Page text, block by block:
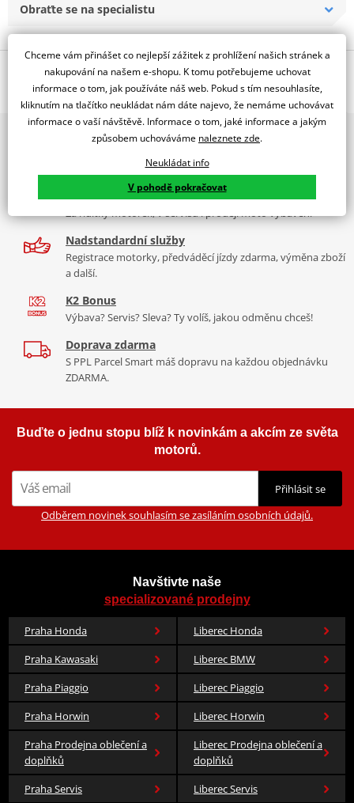
Obraťte se na specialistu
Popis a parametry
Jsme autorizovaný
dealer značky RDMOTO
Ducati Multistrada 1200
Padací rámy RDMOTO nabízí maximální ochranu Vašeho
motocyklu.
Vyráběné z kvalitního materiálu.
"Testováno zákazníky"
Cena za pár včetně montážní sady.
Montážní list
2x multibrand showroom
díly, to vše v Praze a Liberci
Více než 30 let zkušeností
Za řídítky motorek, v servisu i prodeji moto vybavení
Nadstandardní služby
Registrace motorky, předváděcí jízdy zdarma, výměna zboží
a další.
K2 Bonus
Výbava? Servis? Sleva? Ty volíš, jakou odměnu chceš!
Doprava zdarma
S PPL Parcel Smart máš dopravu na každou objednávku
ZDARMA.
Buďte o jednu stopu blíž k novinkám a akcím ze světa
motorů.
Přihlásit se
Odběrem novinek souhlasím se zasíláním osobních údajů.
Navštivte naše
specializované prodejny
Praha Honda
Liberec Honda
Praha Kawasaki
Liberec BMW
Praha Piaggio
Liberec Piaggio
Praha Horwin
Liberec Horwin
Praha Prodejna oblečení a
doplňků
Liberec Prodejna oblečení a
doplňků
Praha Servis
Liberec Servis
Chceme vám přinášet co nejlepší zážitek z prohlížení našich stránek a
nakupování na našem e-shopu. K tomu potřebujeme uchovat
informace o tom, jak používáte náš web. Pokud s tím nesouhlasíte,
kliknutím na tlačítko neukládat nám dáte najevo, že nemáme uchovávat
informace o vaší návštěvě. Informace o tom, jaké informace a jakým
způsobem uchováváme naleznete zde.
Neukládat info
V pohodě pokračovat